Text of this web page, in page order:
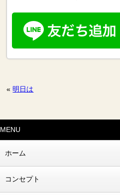
« 明日は
MENU
ホーム
コンセプト